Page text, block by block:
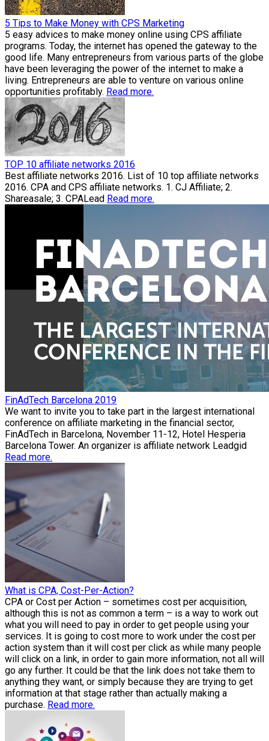
5 Tips to Make Money with CPS Marketing
5 easy advices to make money online using CPS affiliate
programs. Today, the internet has opened the gateway to the
good life. Many entrepreneurs from various parts of the globe
have been leveraging the power of the internet to make a
living. Entrepreneurs are able to venture on various online
opportunities profitably. Read more.
TOP 10 affiliate networks 2016
Best affiliate networks 2016. List of 10 top affiliate networks
2016. CPA and CPS affiliate networks. 1. CJ Affiliate; 2.
Shareasale; 3. CPALead Read more.
FinAdTech Barcelona 2019
We want to invite you to take part in the largest international
conference on affiliate marketing in the financial sector,
FinAdTech in Barcelona, November 11-12, Hotel Hesperia
Barcelona Tower. An organizer is affiliate network Leadgid
Read more.
What is CPA, Cost-Per-Action?
CPA or Cost per Action – sometimes cost per acquisition,
although this is not as common a term – is a way to work out
what you will need to pay in order to get people using your
services. It is going to cost more to work under the cost per
action system than it will cost per click as while many people
will click on a link, in order to gain more information, not all will
go any further. It could be that the link does not take them to
anything they want, or simply because they are trying to get
information at that stage rather than actually making a
purchase. Read more.